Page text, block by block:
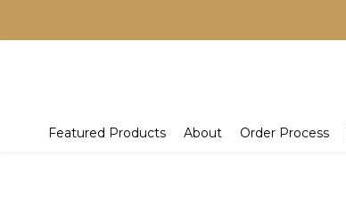
Featured Products About Order Process